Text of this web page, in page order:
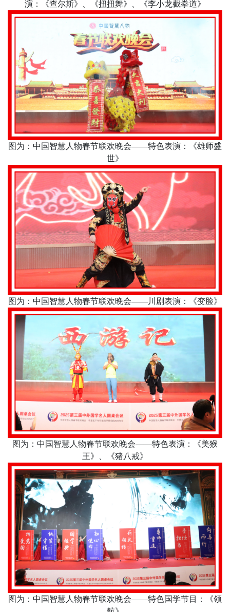
演：《查尔斯》、《扭扭舞》、《李小龙截拳道》
图为：中国智慧人物春节联欢晚会——特色表演：《雄师盛
世》
图为：中国智慧人物春节联欢晚会——川剧表演：《变脸》
图为：中国智慧人物春节联欢晚会——特色表演：《美猴
王》、《猪八戒》
图为：中国智慧人物春节联欢晚会——特色国学节目：《领